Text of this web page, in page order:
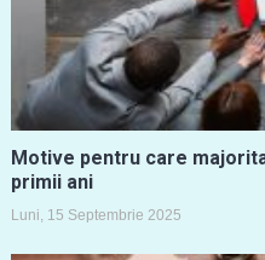
Motive pentru care
primii ani
Luni, 15 Septembrie 2025